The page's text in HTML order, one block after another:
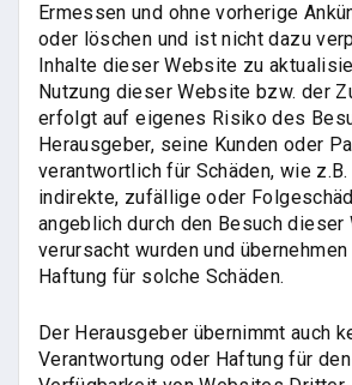
Ermessen und ohne vorherige
oder löschen und ist nicht dazu
Inhalte dieser Website zu
Nutzung dieser Website bzw. der
erfolgt auf eigenes Risiko des
Herausgeber, seine Kunden oder
verantwortlich für Schäden, wie
indirekte, zufällige oder
angeblich durch den Besuch dieser
verursacht wurden und
Haftung für solche Schäden.
Der Herausgeber übernimmt auch
Verantwortung oder Haftung für